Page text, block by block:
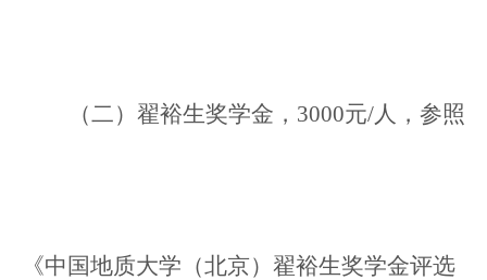
（二）翟裕生奖学金，3000元/人，参照
《中国地质大学（北京）翟裕生奖学金评选